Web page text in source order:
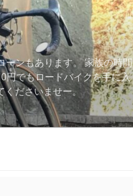
ーンもあります。 家族の時間
円でもロードバイクを手に入
くださいませー。